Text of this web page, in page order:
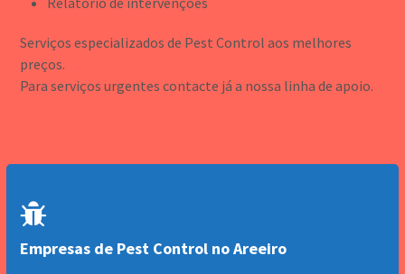
Serviços especializados de Pest Control aos melhores
preços.
Para serviços urgentes contacte já a nossa linha de apoio.
Empresas de Pest Control no Areeiro